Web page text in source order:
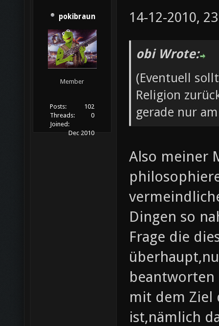
pokibraun
Member
Posts:
102
Threads:
0
Joined:
Dec 2010
14-12-2010,
obi Wrote:
(Eventuell
Religion
gerade nur
Also meiner
Dingen so
Frage die
mit dem Ziel
ist,nämlich